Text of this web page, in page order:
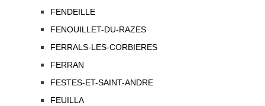
FENDEILLE
FENOUILLET-DU-RAZES
FERRALS-LES-CORBIERES
FERRAN
FESTES-ET-SAINT-ANDRE
FEUILLA